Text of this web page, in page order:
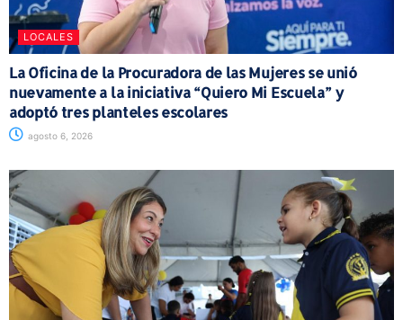
LOCALES
La Oficina de la Procuradora de las Mujeres se unió
nuevamente a la iniciativa “Quiero Mi Escuela” y
adoptó tres planteles escolares
agosto 6, 2026